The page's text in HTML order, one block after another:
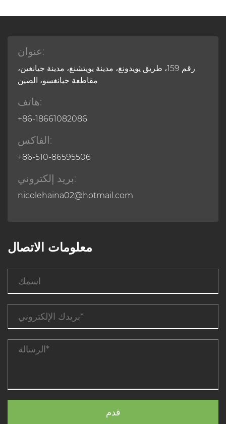
عنوان:
رقم 159، طريق يويدونغ، مدينة يويتشنغ، مدينة جيانغين،
مقاطعة جيانغسو، الصين
هاتف:
+86-18661082086
الفاكس:
+86-510-86595506
بريد إلكتروني:
nicolehaina02@hotmail.com
معلومات الاتصال